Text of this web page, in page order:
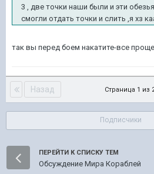
3 , две точки наши были и эти
смогли отдать точки и слить ,я хз
так вы перед боем накатите-все
Назад Страница 1 из
Подписчики
ПЕРЕЙТИ К СПИСКУ ТЕМ
Обсуждение Мира Кораблей